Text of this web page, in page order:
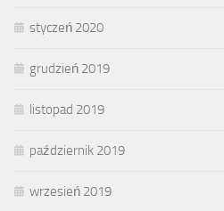
styczeń 2020
grudzień 2019
listopad 2019
październik 2019
wrzesień 2019